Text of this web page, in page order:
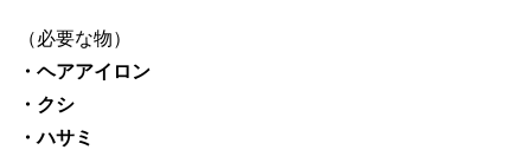
（必要な物）
・ヘアアイロン
・クシ
・ハサミ